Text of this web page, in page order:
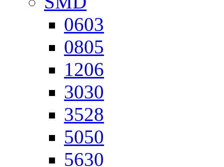
0603
0805
1206
3030
3528
5050
5630